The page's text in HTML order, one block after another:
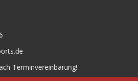
Terminvereinbarung!